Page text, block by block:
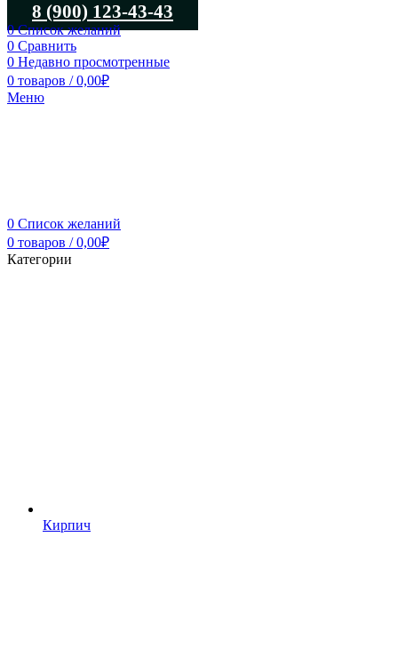
8 (900) 123-43-43
0Список желаний
0 Сравнить
0 Недавно просмотренные
0 товаров / 0,00₽
Меню
0 Список желаний
0 товаров / 0,00₽
Категории
Кирпич